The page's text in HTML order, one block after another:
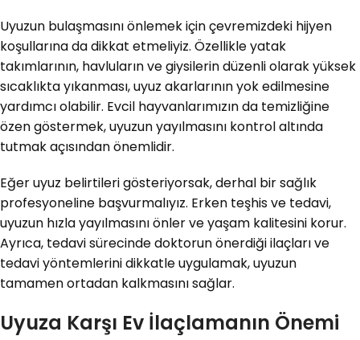
Uyuzun bulaşmasını önlemek için çevremizdeki hijyen
koşullarına da dikkat etmeliyiz. Özellikle yatak
takımlarının, havluların ve giysilerin düzenli olarak yüksek
sıcaklıkta yıkanması, uyuz akarlarının yok edilmesine
yardımcı olabilir. Evcil hayvanlarımızın da temizliğine
özen göstermek, uyuzun yayılmasını kontrol altında
tutmak açısından önemlidir.
Eğer uyuz belirtileri gösteriyorsak, derhal bir sağlık
profesyoneline başvurmalıyız. Erken teşhis ve tedavi,
uyuzun hızla yayılmasını önler ve yaşam kalitesini korur.
Ayrıca, tedavi sürecinde doktorun önerdiği ilaçları ve
tedavi yöntemlerini dikkatle uygulamak, uyuzun
tamamen ortadan kalkmasını sağlar.
Uyuza Karşı Ev İlaçlamanın Önemi